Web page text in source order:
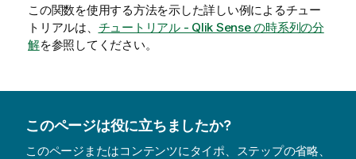
この関数を使用する方法を示した詳しい例によるチュー
トリアルは、 チュートリアル - Qlik Sense の時系列の分
解を参照してください。
このページは役に立ちましたか?
このページまたはコンテンツにタイポ、ステップの省略、